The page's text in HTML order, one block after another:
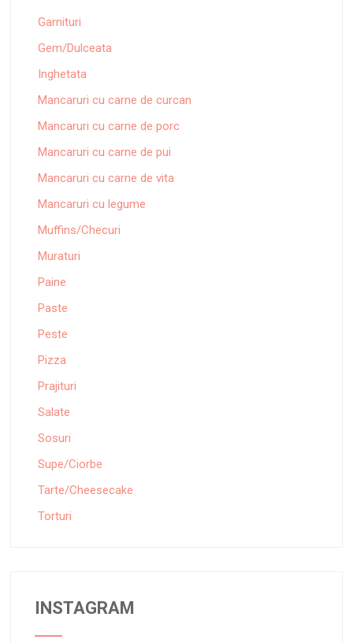
Garnituri
Gem/Dulceata
Inghetata
Mancaruri cu carne de curcan
Mancaruri cu carne de porc
Mancaruri cu carne de pui
Mancaruri cu carne de vita
Mancaruri cu legume
Muffins/Checuri
Muraturi
Paine
Paste
Peste
Pizza
Prajituri
Salate
Sosuri
Supe/Ciorbe
Tarte/Cheesecake
Torturi
INSTAGRAM